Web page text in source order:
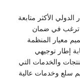
(الايزو) 9001 هو المعيار الدولي الأكثر متابعة
ترغب في ضمان
معيار المنظمة
ليكون بمثابة إطار توجيهي
والخدمات التي
سلع وخدمات عالية